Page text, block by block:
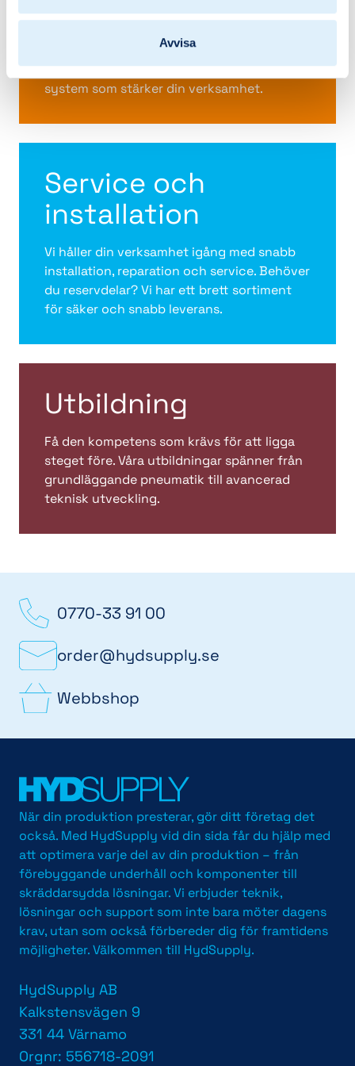
Avvisa
lösningar
Vi guidar dig till rätt lösning – från
rådgivning och design till skräddarsydda
system som stärker din verksamhet.
Service och
installation
Vi håller din verksamhet igång med snabb
installation, reparation och service. Behöver
du reservdelar? Vi har ett brett sortiment
för säker och snabb leverans.
Utbildning
Få den kompetens som krävs för att ligga
steget före. Våra utbildningar spänner från
grundläggande pneumatik till avancerad
teknisk utveckling.
0770-33 91 00
order@hydsupply.se
Webbshop
När din produktion presterar, gör ditt företag det
också. Med HydSupply vid din sida får du hjälp med
att optimera varje del av din produktion – från
förebyggande underhåll och komponenter till
skräddarsydda lösningar. Vi erbjuder teknik,
lösningar och support som inte bara möter dagens
krav, utan som också förbereder dig för framtidens
möjligheter. Välkommen till HydSupply.
HydSupply AB
Kalkstensvägen 9
331 44 Värnamo
Orgnr: 556718-2091